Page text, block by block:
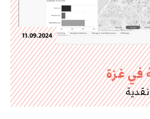
11.09.2024
في غزة